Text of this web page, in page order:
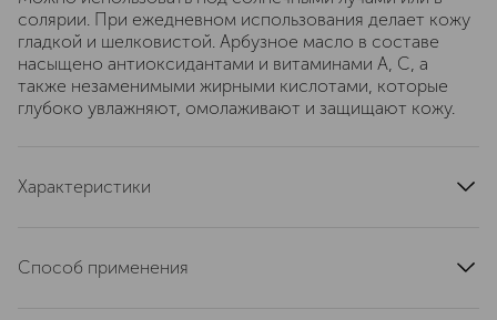
солярии. При ежедневном использования делает кожу
гладкой и шелковистой. Арбузное масло в составе
насыщено антиоксидантами и витаминами А, С, а
также незаменимыми жирными кислотами, которые
глубоко увлажняют, омолаживают и защищают кожу.
Характеристики
тип продукта
Способ применения